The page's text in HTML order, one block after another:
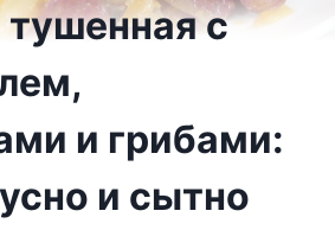
тушенная с
и грибами:
и сытно